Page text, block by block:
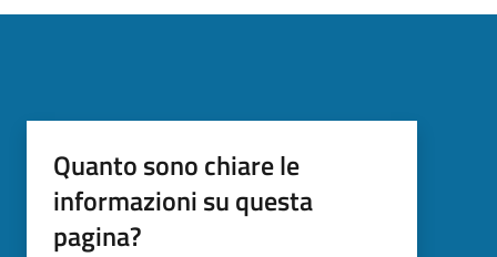
Quanto sono chiare le
informazioni su questa
pagina?